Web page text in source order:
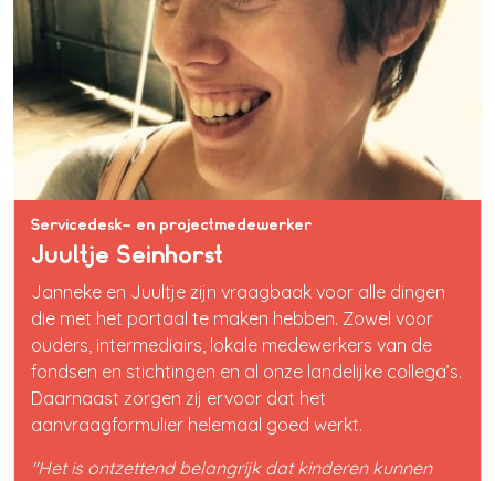
Servicedesk- en projectmedewerker
Juultje Seinhorst
Janneke en Juultje zijn vraagbaak voor alle dingen
die met het portaal te maken hebben. Zowel voor
ouders, intermediairs, lokale medewerkers van de
fondsen en stichtingen en al onze landelijke collega’s.
Daarnaast zorgen zij ervoor dat het
aanvraagformulier helemaal goed werkt.
"Het is ontzettend belangrijk dat kinderen kunnen